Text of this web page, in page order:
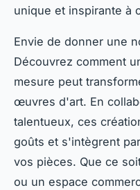
unique et inspirante à
Envie de donner une
Découvrez comment
mesure peut
œuvres d'art. En
talentueux, ces
goûts et s'intègrent
vos pièces. Que ce
ou un espace